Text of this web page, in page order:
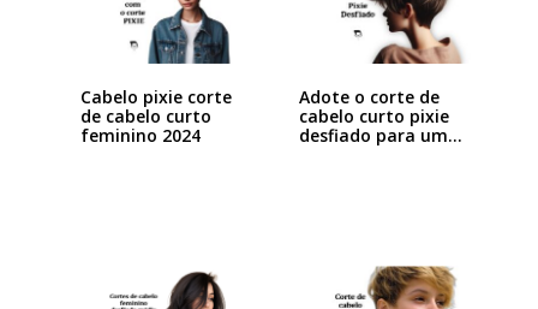
Cabelo pixie corte
de cabelo curto
feminino 2024
Adote o corte de
cabelo curto pixie
desfiado para um…